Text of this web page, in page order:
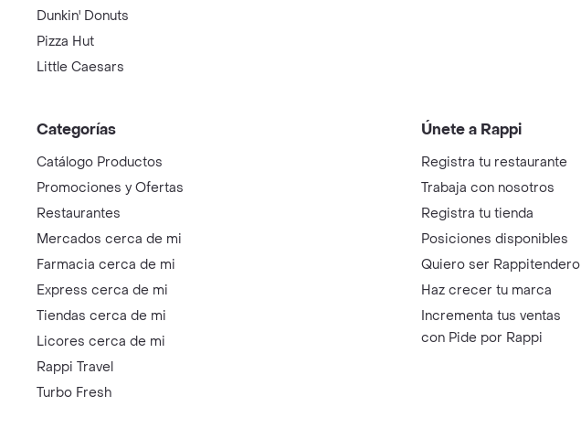
Dunkin' Donuts
Pizza Hut
Little Caesars
Categorías
Catálogo Productos
Promociones y Ofertas
Restaurantes
Mercados cerca de mi
Farmacia cerca de mi
Express cerca de mi
Tiendas cerca de mi
Licores cerca de mi
Rappi Travel
Turbo Fresh
Únete a Rappi
Registra tu restaurante
Trabaja con nosotros
Registra tu tienda
Posiciones disponibles
Quiero ser Rappitendero
Haz crecer tu marca
Incrementa tus ventas
con Pide por Rappi